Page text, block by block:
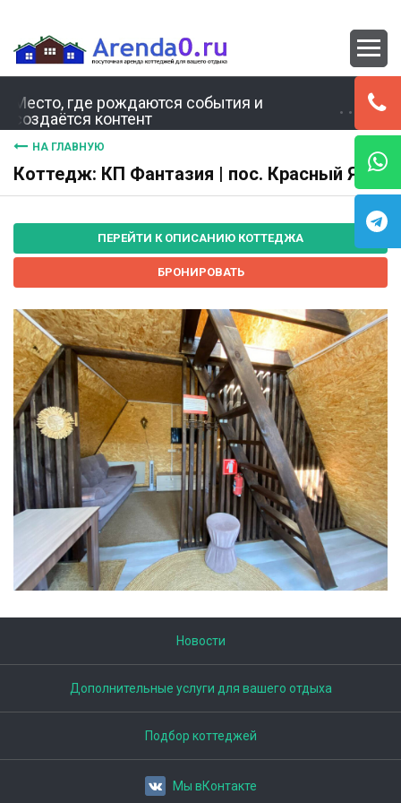
Место, где рождаются события и
создаётся контент
НА ГЛАВНУЮ
Коттедж: КП Фантазия | пос. Красный Яр
ПЕРЕЙТИ К ОПИСАНИЮ КОТТЕДЖА
БРОНИРОВАТЬ
Новости
Дополнительные услуги для вашего отдыха
Подбор коттеджей
Мы вКонтакте